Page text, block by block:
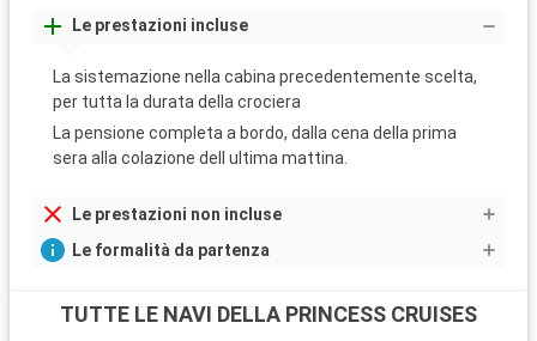
Le prestazioni incluse
La sistemazione nella cabina precedentemente scelta,
per tutta la durata della crociera
La pensione completa a bordo, dalla cena della prima
sera alla colazione dell ultima mattina.
Le prestazioni non incluse
Le formalità da partenza
TUTTE LE NAVI DELLA PRINCESS CRUISES